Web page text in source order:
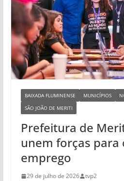
BAIXADA FLUMINENSE MUNICÍPIOS
SÃO JOÃO DE MERITI
Prefeitura de
unem forças
emprego
29 de julho de 2026 tvp2